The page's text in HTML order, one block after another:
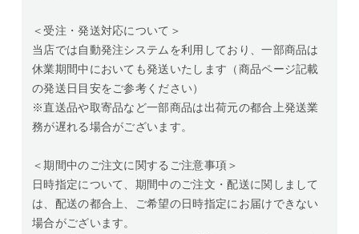
＜受注・発送対応について＞
当店では自動発注システムを利用しており、一部商品は
休業期間中においても発送いたします（商品ページ記載
の発送日目安をご参考ください）
※直送品や取寄品など一部商品は出荷元の都合上発送業
務が遅れる場合がございます。
＜期間中のご注文に関するご注意事項＞
日時指定について、期間中のご注文・配送に関しまして
は、配送の都合上、ご希望の日時指定にお届けできない
場合がございます。